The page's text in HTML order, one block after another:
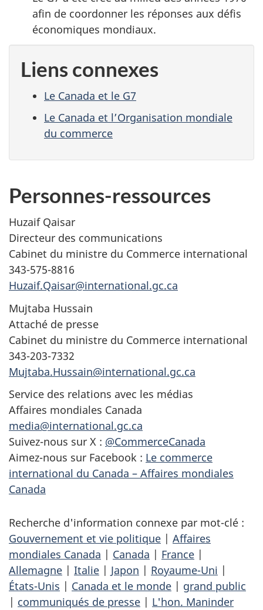
afin de coordonner les réponses aux défis
économiques mondiaux.
Liens connexes
Le Canada et le G7
Le Canada et l’Organisation mondiale
du commerce
Personnes-ressources
Huzaif Qaisar
Directeur des communications
Cabinet du ministre du Commerce international
343-575-8816
Huzaif.Qaisar@international.gc.ca
Mujtaba Hussain
Attaché de presse
Cabinet du ministre du Commerce international
343-203-7332
Mujtaba.Hussain@international.gc.ca
Service des relations avec les médias
Affaires mondiales Canada
media@international.gc.ca
Suivez-nous sur X : @CommerceCanada
Aimez-nous sur Facebook : Le commerce
international du Canada – Affaires mondiales
Canada
Recherche d'information connexe par mot-clé :
Gouvernement et vie politique | Affaires
mondiales Canada | Canada | France |
Allemagne | Italie | Japon | Royaume-Uni |
États-Unis | Canada et le monde | grand public
| communiqués de presse | L'hon. Maninder